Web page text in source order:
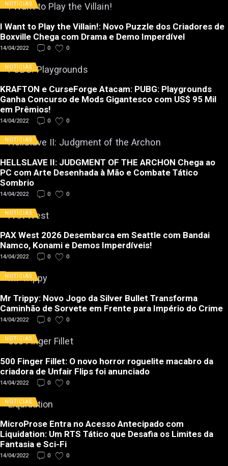
NOTÍCIAS
I Want to Play the Villain!: Novo Puzzle dos Criadores de
Boxville Chega com Drama e Demo Imperdível
14/04/2022 0 0
NOTÍCIAS
KRAFTON e CurseForge Atacam: PUBG: Playgrounds
Ganha Concurso de Mods Gigantesco com US$ 95 Mil
em Prêmios!
14/04/2022 0 0
NOTÍCIAS
HELLSLAVE II: JUDGMENT OF THE ARCHON Chega ao
PC com Arte Desenhada à Mão e Combate Tático
Sombrio
14/04/2022 0 0
NOTÍCIAS
PAX West 2026 Desembarca em Seattle com Bandai
Namco, Konami e Demos Imperdíveis!
14/04/2022 0 0
NOTÍCIAS
Mr Trippy: Novo Jogo da Silver Bullet Transforma
Caminhão de Sorvete em Frente para Império do Crime
14/04/2022 0 0
NOTÍCIAS
500 Finger Fillet: O novo horror roguelite macabro da
criadora de Unfair Flips foi anunciado
14/04/2022 0 0
NOTÍCIAS
MicroProse Entra no Acesso Antecipado com
Liquidation: Um RTS Tático que Desafia os Limites da
Fantasia e Sci-Fi
14/04/2022 0 0